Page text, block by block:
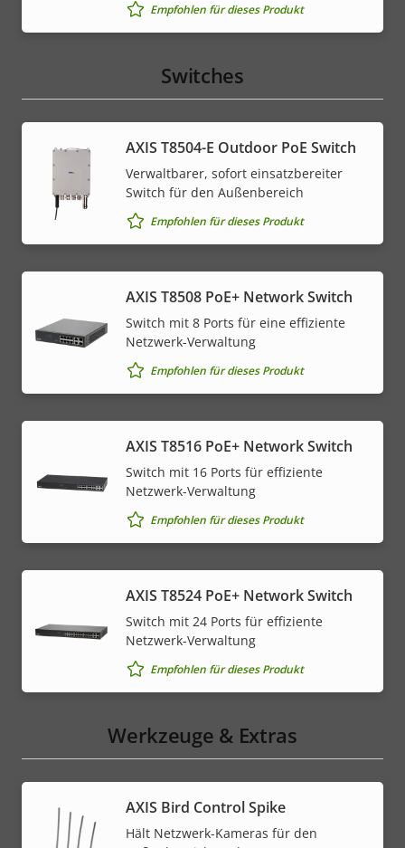
Empfohlen für dieses Produkt
Switches
AXIS T8504-E Outdoor PoE Switch
Verwaltbarer, sofort einsatzbereiter
Switch für den Außenbereich
Empfohlen für dieses Produkt
AXIS T8508 PoE+ Network Switch
Switch mit 8 Ports für eine effiziente
Netzwerk-Verwaltung
Empfohlen für dieses Produkt
AXIS T8516 PoE+ Network Switch
Switch mit 16 Ports für effiziente
Netzwerk-Verwaltung
Empfohlen für dieses Produkt
AXIS T8524 PoE+ Network Switch
Switch mit 24 Ports für effiziente
Netzwerk-Verwaltung
Empfohlen für dieses Produkt
Werkzeuge & Extras
AXIS Bird Control Spike
Hält Netzwerk-Kameras für den